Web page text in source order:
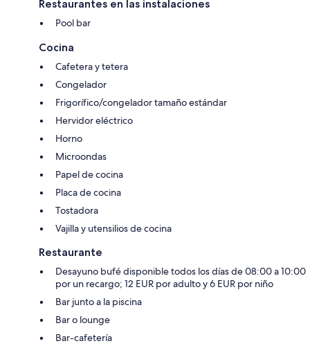
Restaurantes en las instalaciones
Pool bar
Cocina
Cafetera y tetera
Congelador
Frigorífico/congelador tamaño estándar
Hervidor eléctrico
Horno
Microondas
Papel de cocina
Placa de cocina
Tostadora
Vajilla y utensilios de cocina
Restaurante
Desayuno bufé disponible todos los días de 08:00 a 10:00
por un recargo; 12 EUR por adulto y 6 EUR por niño
Bar junto a la piscina
Bar o lounge
Bar-cafetería